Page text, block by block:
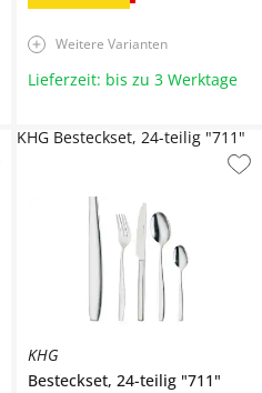
Weitere Varianten
Lieferzeit: bis zu 3 Werktage
KHG
Besteckset, 24-teilig "711"
KHG Besteckset, 24-teilig "711"